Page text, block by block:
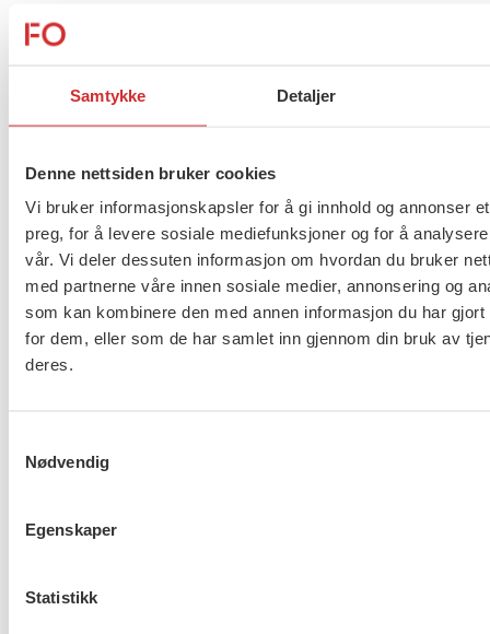
Samtykke Detaljer
Denne nettsiden bruker cookies
Vi bruker informasjonskapsler for å gi innhold og annonser
preg, for å levere sosiale mediefunksjoner og for å
vår. Vi deler dessuten informasjon om hvordan du bruker
med partnerne våre innen sosiale medier, annonsering og
som kan kombinere den med annen informasjon du har gjort
for dem, eller som de har samlet inn gjennom din bruk av
deres.
Nødvendig
Egenskaper
Statistikk
Velg år
Ingen resultater
funnet.
About us (English)
FO (Fellesorganisasjonen)
+47 919 19 916
Nettredaktør: nettredaktor@fo.no